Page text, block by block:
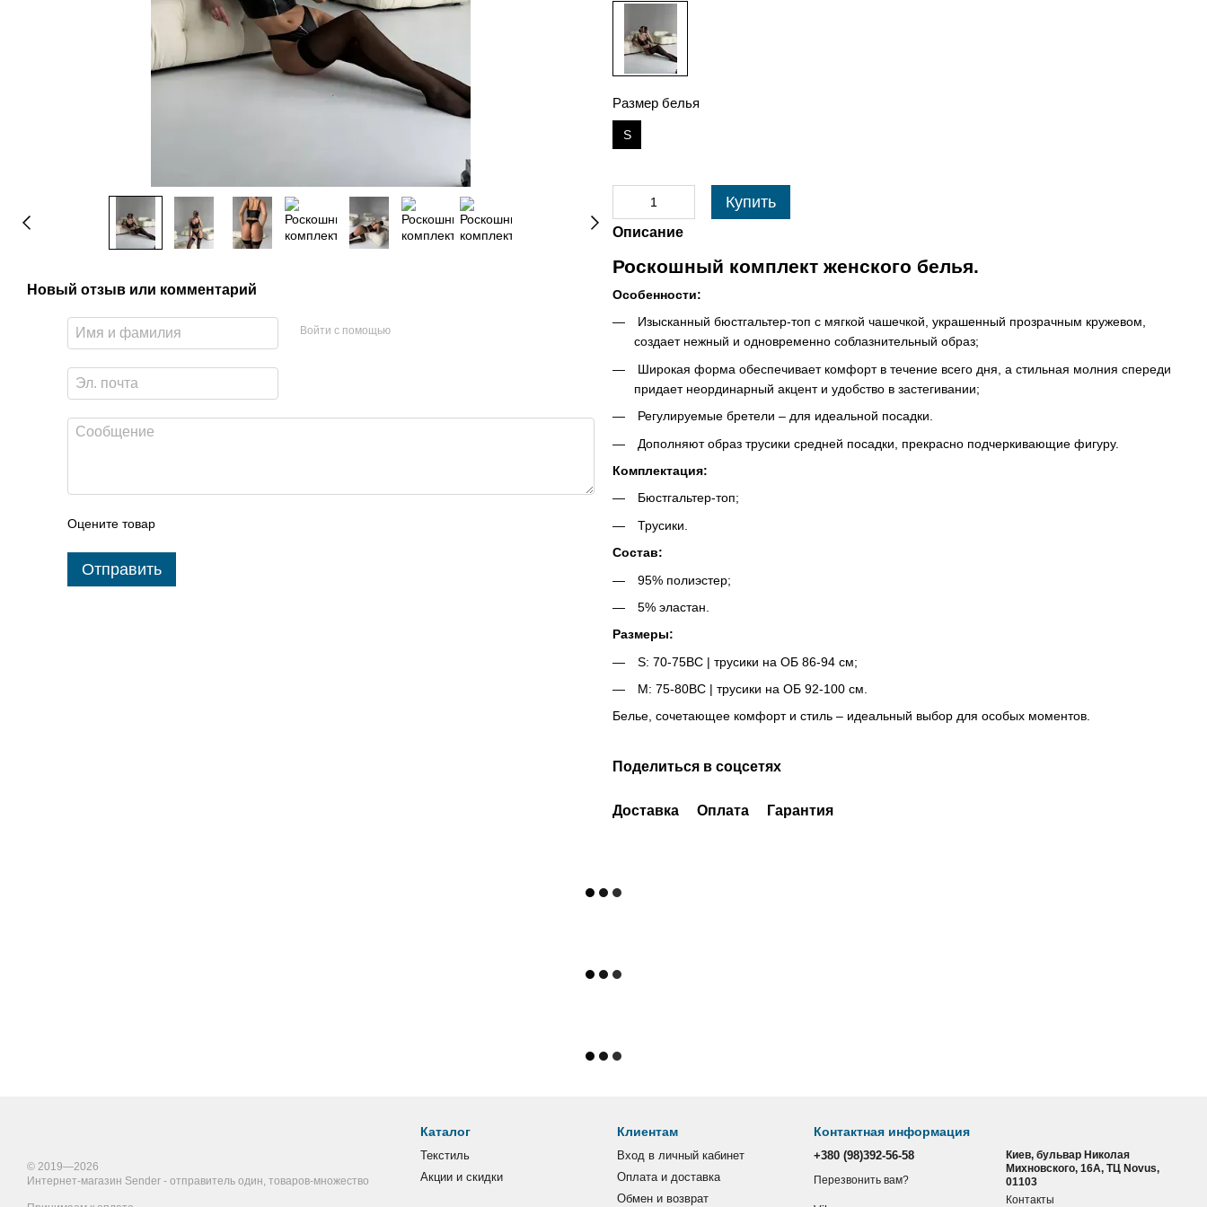
Новый отзыв или комментарий
Войти с помощью
Оцените товар
Отправить
Размер белья
S
Купить
Описание
Роскошный комплект женского белья.
Особенности:
Изысканный бюстгальтер-топ с мягкой чашечкой, украшенный прозрачным кружевом,
создает нежный и одновременно соблазнительный образ;
Широкая форма обеспечивает комфорт в течение всего дня, а стильная молния спереди
придает неординарный акцент и удобство в застегивании;
Регулируемые бретели – для идеальной посадки.
Дополняют образ трусики средней посадки, прекрасно подчеркивающие фигуру.
Комплектация:
Бюстгальтер-топ;
Трусики.
Состав:
95% полиэстер;
5% эластан.
Размеры:
S: 70-75BC | трусики на ОБ 86-94 см;
M: 75-80BC | трусики на ОБ 92-100 см.
Белье, сочетающее комфорт и стиль – идеальный выбор для особых моментов.
Поделиться в соцсетях
Доставка Оплата Гарантия
© 2019—2026
Интернет-магазин Sender - отправитель один, товаров-множество
Каталог
Текстиль
Акции и скидки
Клиентам
Вход в личный кабинет
Оплата и доставка
Обмен и возврат
Контактная информация
+380 (98)392-56-58
Перезвонить вам?
Киев, бульвар Николая
Михновского, 16А, ТЦ Novus,
01103
Контакты